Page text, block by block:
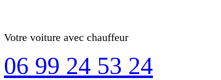
Votre voiture avec chauffeur
06 99 24 53 24